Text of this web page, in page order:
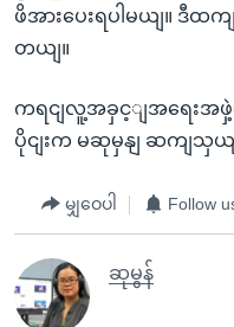
ဖိအားပေးရပါမယျ။ ဒီထက
တယျ။
ကရငျလူ့အခှင့ျအရေးအဖှဲ့
ပိုငျးက မဆုမှနျ ဆကျသှယ
မျှဝေပါ Follow
ဆုမွန်